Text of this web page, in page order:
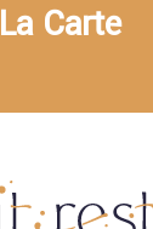
La Carte